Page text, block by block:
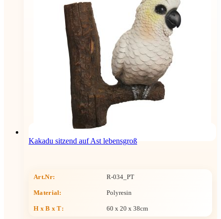
Kakadu sitzend auf Ast lebensgroß
Art.Nr: R-034_PT
Material: Polyresin
H x B x T: 60 x 20 x 38cm